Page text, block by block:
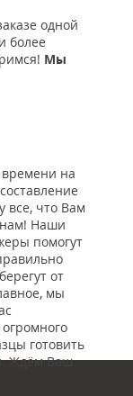
одной
более
Мы
на
все, что Вам
нам! Наши
помогут
от
мы
готовить
Ждём Ваш